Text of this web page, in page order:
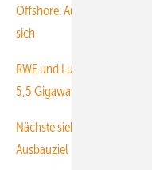
Offshore: Ausbau der Parks
sich
RWE und Luxcara dürfen
5,5 Gigawatt bauen
Nächste sieben Gigawatt
Ausbauziel